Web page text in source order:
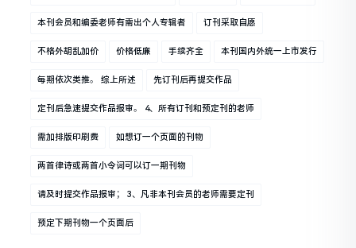
本刊会员和编委老师有需出个人专辑者 订刊采取自愿
不格外胡乱加价 价格低廉 手续齐全 本刊国内外统一上市发行
每期依次类推。 综上所述 先订刊后再提交作品
定刊后急速提交作品报审。 4、所有订刊和预定刊的老师
需加排版印刷费 如想订一个页面的刊物
两首律诗或两首小令词可以订一期刊物
请及时提交作品报审； 3、凡非本刊会员的老师需要定刊
预定下期刊物一个页面后